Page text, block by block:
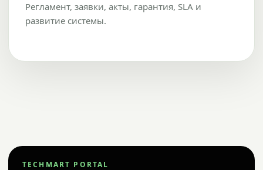
Регламент, заявки, акты, гарантия, SLA и
развитие системы.
TECHMART PORTAL